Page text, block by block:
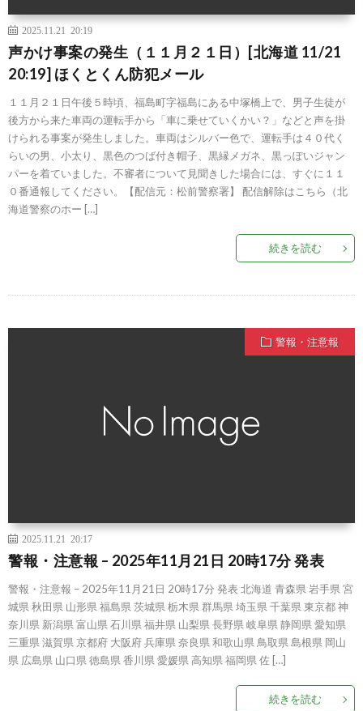
2025.11.21 20:19
声かけ事案の発生（１１月２１日）[北海道 11/21
20:19] ほくとくん防犯メール
１１月２１日午後５時頃、福島町字福島にある中塚橋上で、男子生徒が
後方から来た車両の運転手から「車に乗せていくかい？」などと声を掛
けられる事案が発生しました。車両はシルバー色で、運転手は４０代く
らいの男、小太り、黒色のつば付き帽子、黒縁メガネ、黒っぽいジャン
パーを着ていました。不審者について見聞きした場合には、すぐに１１
０番通報してください。【配信元：松前警察署】 配信解除はこちら（北
海道警察のホー […]
続きを読む
警報・注意報
2025.11.21 20:17
警報・注意報 – 2025年11月21日 20時17分 発表
警報・注意報 – 2025年11月21日 20時17分 発表 北海道 青森県 岩手県 宮
城県 秋田県 山形県 福島県 茨城県 栃木県 群馬県 埼玉県 千葉県 東京都 神
奈川県 新潟県 富山県 石川県 福井県 山梨県 長野県 岐阜県 静岡県 愛知県
三重県 滋賀県 京都府 大阪府 兵庫県 奈良県 和歌山県 鳥取県 島根県 岡山
県 広島県 山口県 徳島県 香川県 愛媛県 高知県 福岡県 佐 […]
続きを読む